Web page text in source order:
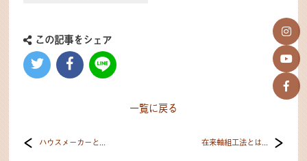
この記事をシェア
一覧に戻る
ハウスメーカーと... 在来軸組工法とは...